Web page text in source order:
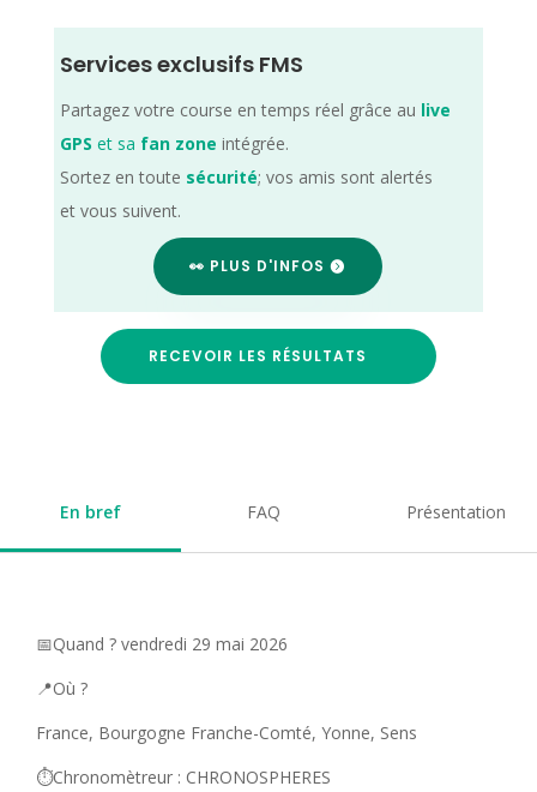
Services exclusifs FMS
Partagez votre course en temps réel grâce au live
GPS et sa fan zone intégrée.
Sortez en toute sécurité; vos amis sont alertés
et vous suivent.
👀 PLUS D'INFOS
RECEVOIR LES RÉSULTATS
En bref FAQ Présentation
📅Quand ? vendredi 29 mai 2026
📍Où ?
France, Bourgogne Franche-Comté, Yonne, Sens
⏱️Chronomètreur : CHRONOSPHERES